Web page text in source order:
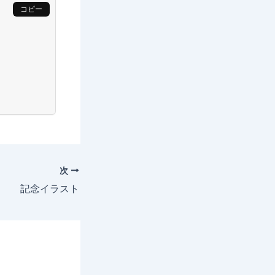
コピー
次
記念イラスト